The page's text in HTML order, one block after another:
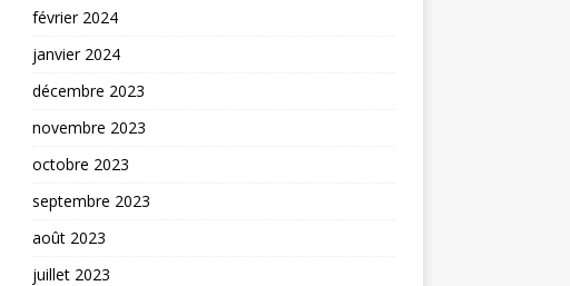
février 2024
janvier 2024
décembre 2023
novembre 2023
octobre 2023
septembre 2023
août 2023
juillet 2023